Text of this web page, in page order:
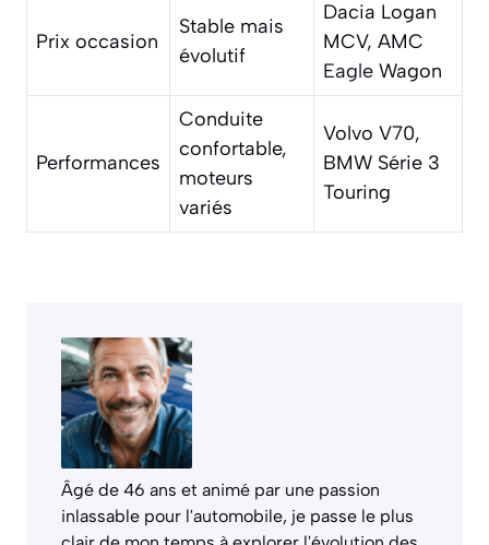
Prix occasion
Stable mais
évolutif
Dacia Logan
MCV, AMC
Eagle Wagon
Performances
Conduite
confortable,
moteurs
variés
Volvo V70,
BMW Série 3
Touring
Âgé de 46 ans et animé par une passion
inlassable pour l'automobile, je passe le plus